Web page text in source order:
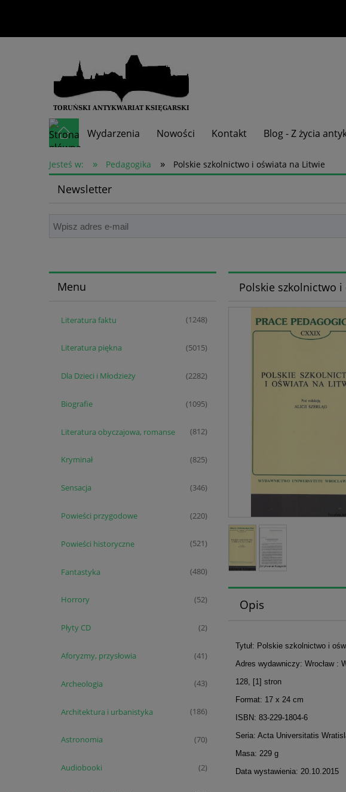
Wydarzenia Nowości Kontakt Blog - Z życia
Skup książek
Jesteś w: » Pedagogika » Polskie szkolnictwo i oświata na Litwie
Newsletter
Menu
Literatura faktu (1248)
Literatura piękna (5015)
Dla Dzieci i Młodzieży (2282)
Biografie (1095)
Literatura obyczajowa, romanse (812)
Kryminał (825)
Sensacja (346)
Powieści przygodowe (220)
Powieści historyczne (521)
Fantastyka (480)
Horrory (52)
Płyty CD (2)
Aforyzmy, przysłowia (41)
Archeologia (43)
Architektura i urbanistyka (186)
Astronomia (70)
Audiobooki (2)
Polskie szkolnictwo
Opis
Tytuł: Polskie szkolnictwo i
Adres wydawniczy: Wrocław :
128, [1] stron
Format: 17 x 24 cm
ISBN: 83-229-1804-6
Seria: Acta Universitatis
Masa: 229 g
Data wystawienia: 20.10.2015